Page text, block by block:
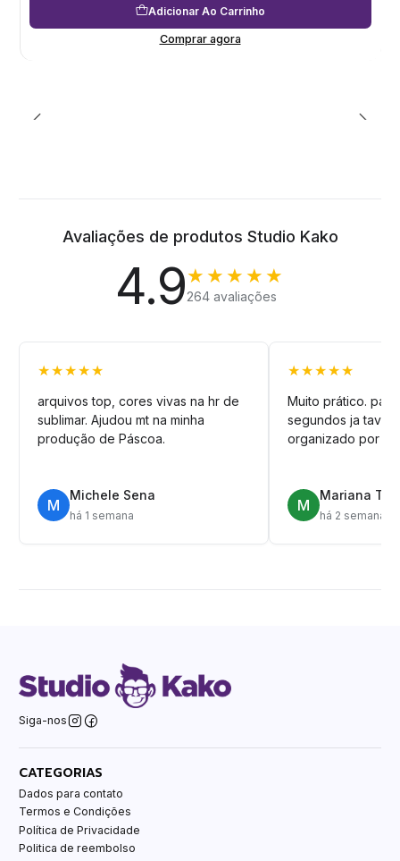
Adicionar Ao Carrinho
Comprar agora
Avaliações de produtos Studio Kako
4.9★★★★★
264 avaliações
★★★★★
arquivos top, cores vivas na hr de
sublimar. Ajudou mt na minha
produção de Páscoa.
M
Michele Sena
há 1 semana
★★★★★
Muito prático.
segundos ja tava
organizado por
M
Mariana T.
há 2 semanas
Siga-nos
CATEGORIAS
Dados para contato
Termos e Condições
Política de Privacidade
Politica de reembolso